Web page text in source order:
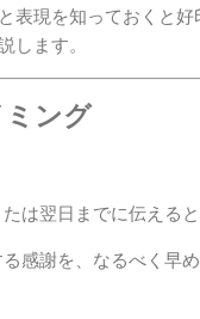
表現を知っておくと
します。
ミング
は翌日までに伝えると
感謝を、なるべく早